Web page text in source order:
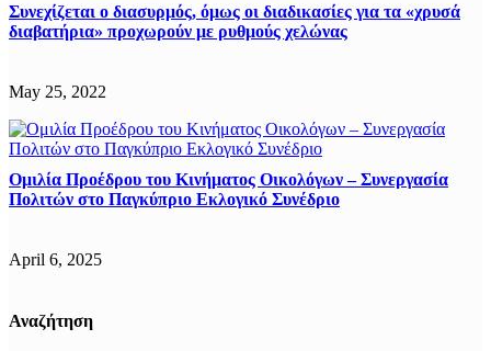
Συνεχίζεται ο διασυρμός, όμως οι διαδικασίες για τα «χρυσά
διαβατήρια» προχωρούν με ρυθμούς χελώνας
May 25, 2022
Ομιλία Προέδρου του Κινήματος Οικολόγων – Συνεργασία
Πολιτών στο Παγκύπριο Εκλογικό Συνέδριο
April 6, 2025
Αναζήτηση